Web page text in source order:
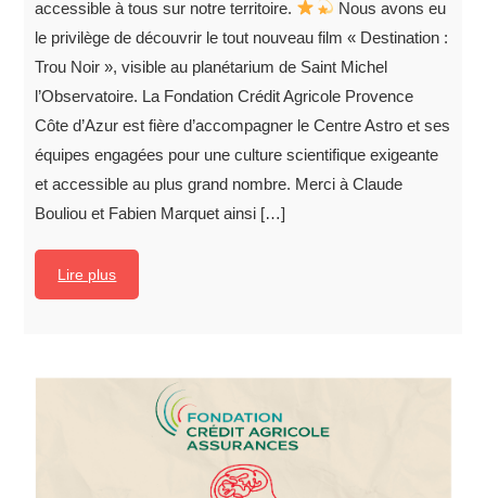
accessible à tous sur notre territoire.
Nous avons eu
le privilège de découvrir le tout nouveau film « Destination :
Trou Noir », visible au planétarium de Saint Michel
l’Observatoire. La Fondation Crédit Agricole Provence
Côte d’Azur est fière d’accompagner le Centre Astro et ses
équipes engagées pour une culture scientifique exigeante
et accessible au plus grand nombre. Merci à Claude
Bouliou et Fabien Marquet ainsi […]
Lire plus